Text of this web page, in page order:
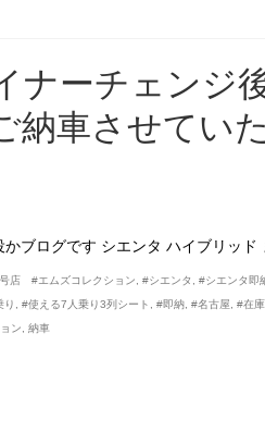
ナーチェンジ
納車させてい
かブログです シエンタ ハイブリッ
店 #エムズコレクション ,#シエンタ ,#シエンタ即
り ,#使える7人乗り3列シート ,#即納 ,#名古屋 ,#在庫
ン ,納車